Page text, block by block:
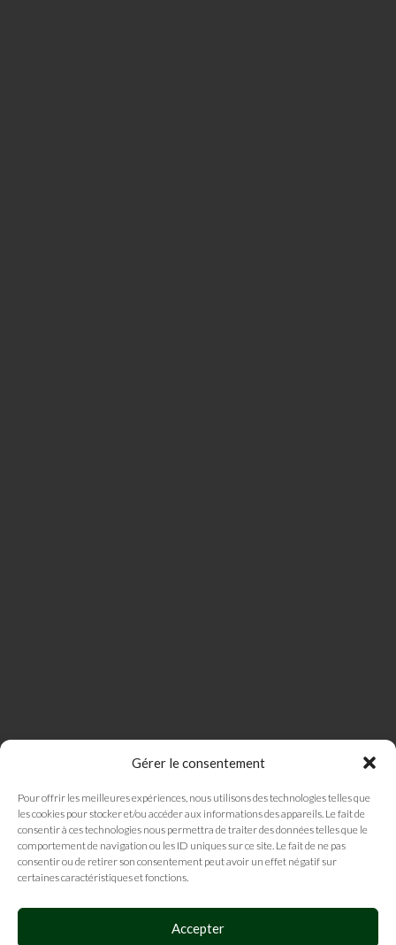
Gérer le consentement
Pour offrir les meilleures expériences, nous utilisons des technologies telles que
les cookies pour stocker et/ou accéder aux informations des appareils. Le fait de
consentir à ces technologies nous permettra de traiter des données telles que le
comportement de navigation ou les ID uniques sur ce site. Le fait de ne pas
consentir ou de retirer son consentement peut avoir un effet négatif sur
certaines caractéristiques et fonctions.
Accepter